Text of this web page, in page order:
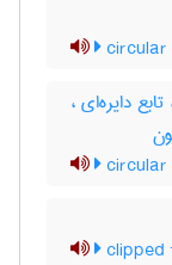
دایره‌ای ،
clipped